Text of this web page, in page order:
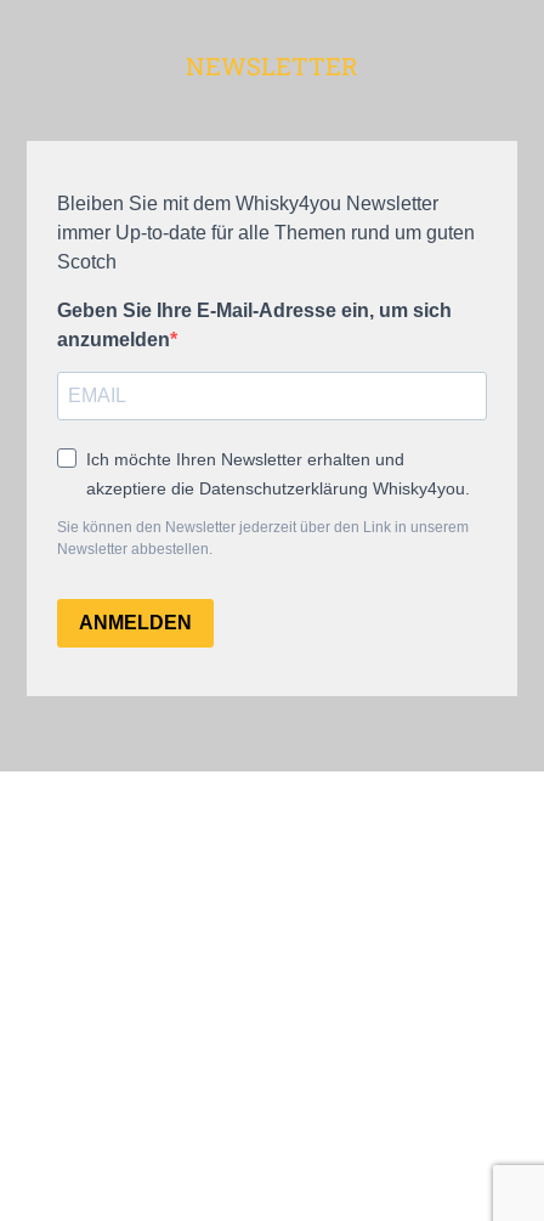
NEWSLETTER
Bleiben Sie mit dem Whisky4you Newsletter
immer Up-to-date für alle Themen rund um guten
Scotch
Geben Sie Ihre E-Mail-Adresse ein, um sich
anzumelden
Ich möchte Ihren Newsletter erhalten und
akzeptiere die Datenschutzerklärung Whisky4you.
Sie können den Newsletter jederzeit über den Link in unserem
Newsletter abbestellen.
ANMELDEN